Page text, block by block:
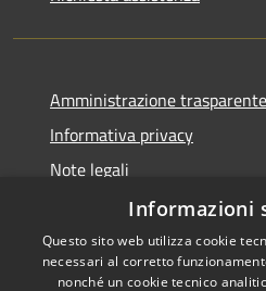
Amministrazione trasparente
Informativa privacy
Note legali
Dichiarazione di accessibilità
Informazioni
Questo sito web utilizza cookie
necessari al corretto
nonché un cookie tecnico